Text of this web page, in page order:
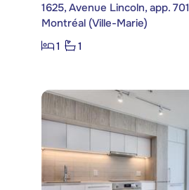
1625, Avenue Lincoln, app. 701
Montréal (Ville-Marie)
1
1